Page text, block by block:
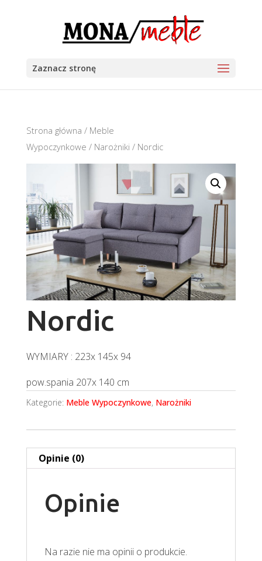
Zaznacz stronę
Strona główna / Meble
Wypoczynkowe / Narożniki / Nordic
Nordic
WYMIARY : 223x 145x 94
pow.spania 207x 140 cm
Kategorie: Meble Wypoczynkowe, Narożniki
Opinie (0)
Opinie
Na razie nie ma opinii o produkcie.